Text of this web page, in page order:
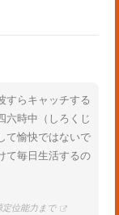
すらキャッチする
六時中（しろくじ
て愉快ではないで
て毎日生活するの
定位能力まで